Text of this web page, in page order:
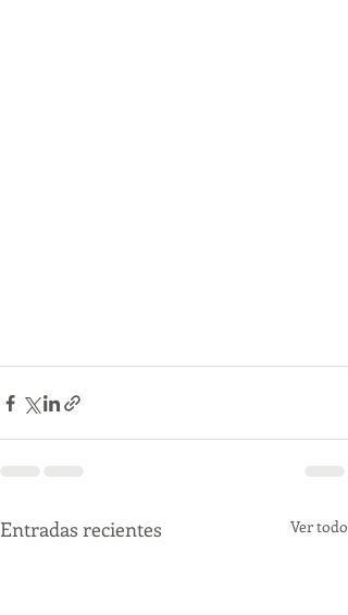
Entradas recientes Ver todo